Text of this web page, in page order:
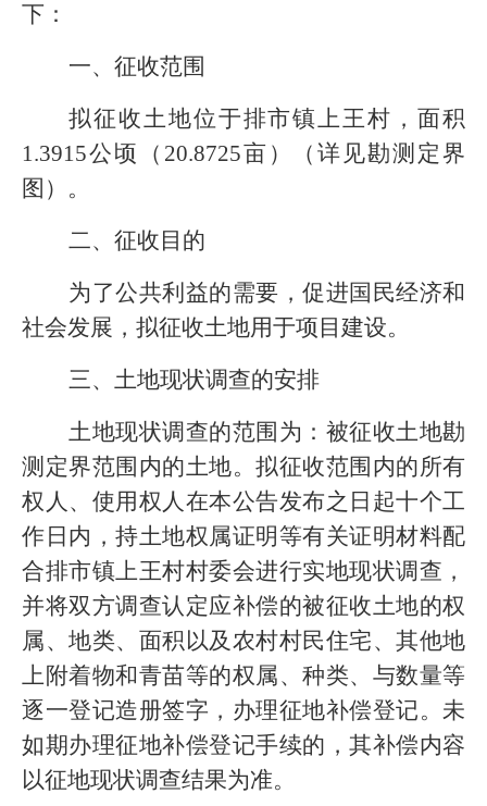
下：
一、征收范围
拟征收土地位于排市镇上王村 ，面积
1.3915公顷（ 20.8725亩）（详见勘测定界
图）。
二、征收目的
为了公共利益的需要，促进国民经济和
社会发展，拟征收土地用于项目建设。
三、土地现状调查的安排
土地现状调查的范围为：被征收土地勘
测定界范围内的土地。拟征收范围内的所有
权人、使用权人在本公告发布之日起十个工
作日内，持土地权属证明等有关证明材料配
合排市镇上王村村委会进行实地现状调查，
并将双方调查认定应补偿的被征收土地的权
属、地类、面积以及农村村民住宅、其他地
上附着物和青苗等的权属、种类、与数量等
逐一登记造册签字，办理征地补偿登记。未
如期办理征地补偿登记手续的，其补偿内容
以征地现状调查结果为准。